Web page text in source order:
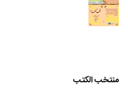
منتخب الکتب